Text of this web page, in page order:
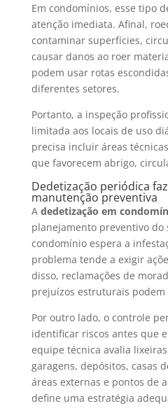
Em condomínios, esse tipo
atenção imediata. Afinal,
contaminar superfícies,
causar danos ao roer
podem usar rotas
diferentes setores.
Portanto, a inspeção
limitada aos locais de uso
precisa incluir áreas
que favorecem abrigo,
Dedetização periódica
manutenção preventiva
A dedetização em
planejamento preventivo do
condomínio espera a
problema tende a exigir
disso, reclamações de
prejuízos estruturais podem
Por outro lado, o controle
identificar riscos antes que
equipe técnica avalia
garagens, depósitos, casas
áreas externas e pontos de
define uma estratégia